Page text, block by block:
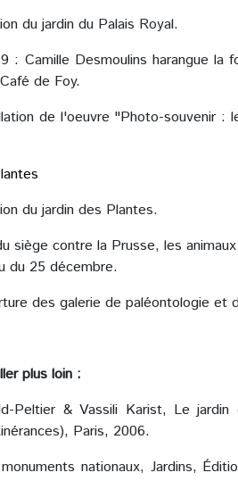
du jardin du Palais Royal.
: Camille Desmoulins harangue
de Foy.
de l'oeuvre "Photo-souvenir :
du jardin des Plantes.
siège contre la Prusse, les
du 25 décembre.
des galerie de paléontologie et
plus loin :
Peltier & Vassili Karist, Le
Paris, 2006.
nationaux, Jardins,